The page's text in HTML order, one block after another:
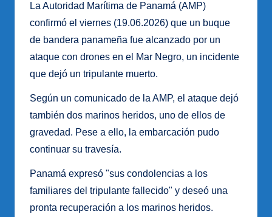
La Autoridad Marítima de Panamá (AMP)
confirmó el viernes (19.06.2026) que un buque
de bandera panameña fue alcanzado por un
ataque con drones en el Mar Negro, un incidente
que dejó un tripulante muerto.
Según un comunicado de la AMP, el ataque dejó
también dos marinos heridos, uno de ellos de
gravedad. Pese a ello, la embarcación pudo
continuar su travesía.
Panamá expresó "sus condolencias a los
familiares del tripulante fallecido" y deseó una
pronta recuperación a los marinos heridos.